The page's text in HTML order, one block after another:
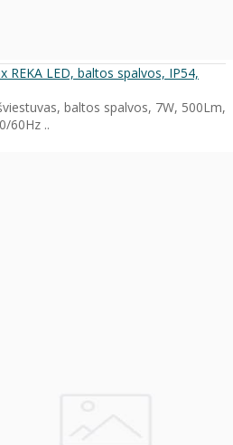
REKA LED, baltos spalvos, IP54,
baltos spalvos, 7W, 500Lm,
60Hz ..